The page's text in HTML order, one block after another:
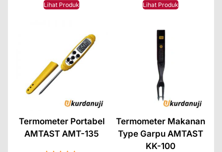
Lihat Produk ★★★★★
Lihat Produk
Termometer Portabel
AMTAST AMT-135
Termometer Makanan
Type Garpu AMTAST
KK-100